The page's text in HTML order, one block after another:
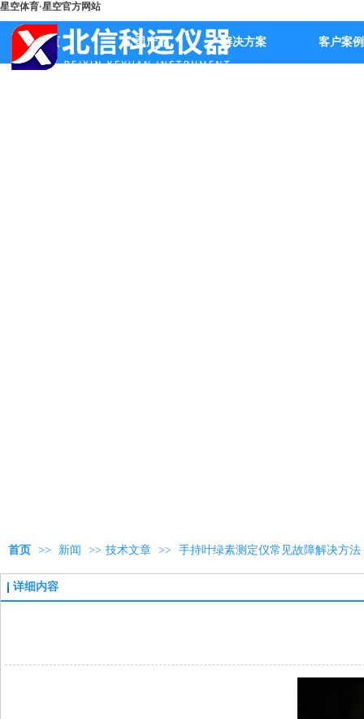
星空体育·星空官方网站
首页 公司产品 解决方案 客户案例
首页 >> 新闻 >> 技术文章 >> 手持叶绿素测定仪常见故障解决方法
详细内容